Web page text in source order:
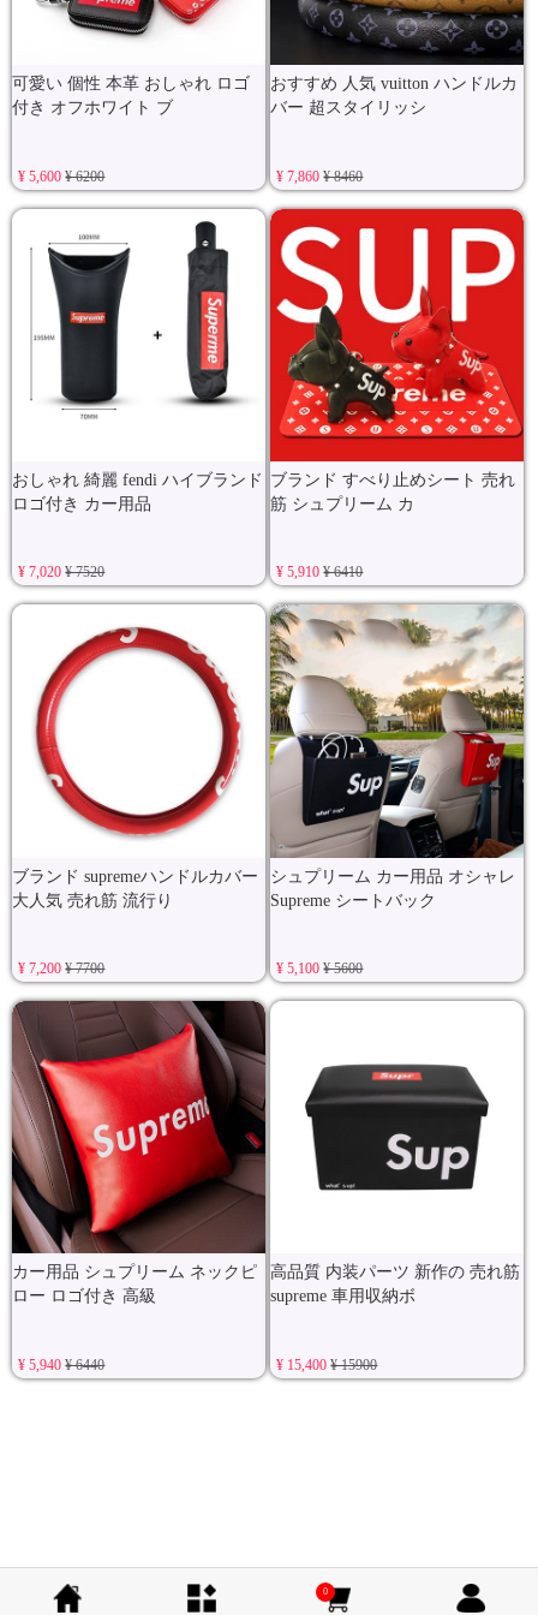
可愛い 個性 本革 おしゃれ ロゴ
付き オフホワイト ブ
¥ 5,600¥ 6200
おすすめ 人気 vuitton ハンドルカ
バー 超スタイリッシ
¥ 7,860¥ 8460
おしゃれ 綺麗 fendi ハイブランド
ロゴ付き カー用品
¥ 7,020¥ 7520
ブランド すべり止めシート 売れ
筋 シュプリーム カ
¥ 5,910¥ 6410
ブランド supremeハンドルカバー
大人気 売れ筋 流行り
¥ 7,200¥ 7700
シュプリーム カー用品 オシャレ
Supreme シートバック
¥ 5,100¥ 5600
カー用品 シュプリーム ネックピ
ロー ロゴ付き 高級
¥ 5,940¥ 6440
高品質 内装パーツ 新作の 売れ筋
supreme 車用収納ボ
¥ 15,400¥ 15900
0